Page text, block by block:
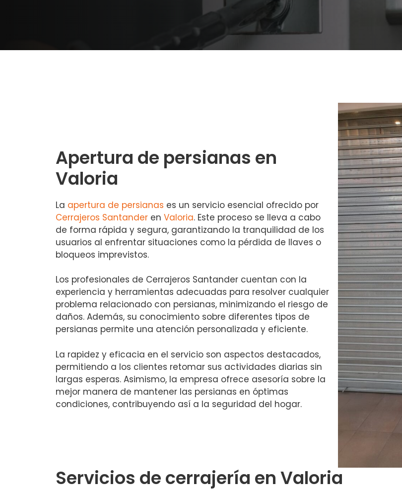
Apertura de persianas en
Valoria
La apertura de persianas es un servicio esencial ofrecido por
Cerrajeros Santander en Valoria. Este proceso se lleva a cabo
de forma rápida y segura, garantizando la tranquilidad de los
usuarios al enfrentar situaciones como la pérdida de llaves o
bloqueos imprevistos.
Los profesionales de Cerrajeros Santander cuentan con la
experiencia y herramientas adecuadas para resolver cualquier
problema relacionado con persianas, minimizando el riesgo de
daños. Además, su conocimiento sobre diferentes tipos de
persianas permite una atención personalizada y eficiente.
La rapidez y eficacia en el servicio son aspectos destacados,
permitiendo a los clientes retomar sus actividades diarias sin
largas esperas. Asimismo, la empresa ofrece asesoría sobre la
mejor manera de mantener las persianas en óptimas
condiciones, contribuyendo así a la seguridad del hogar.
Servicios de cerrajería en Valoria